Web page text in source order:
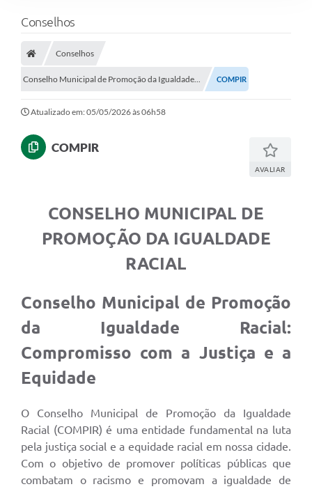
Conselhos
Conselhos
Conselho Municipal de Promoção da Igualdade... COMPIR
Atualizado em: 05/05/2026 às 06h58
COMPIR
AVALIAR
CONSELHO MUNICIPAL DE
PROMOÇÃO DA IGUALDADE
RACIAL
Conselho Municipal de Promoção
da Igualdade Racial:
Compromisso com a Justiça e a
Equidade
O Conselho Municipal de Promoção da Igualdade
Racial (COMPIR) é uma entidade fundamental na luta
pela justiça social e a equidade racial em nossa cidade.
Com o objetivo de promover políticas públicas que
combatam o racismo e promovam a igualdade de